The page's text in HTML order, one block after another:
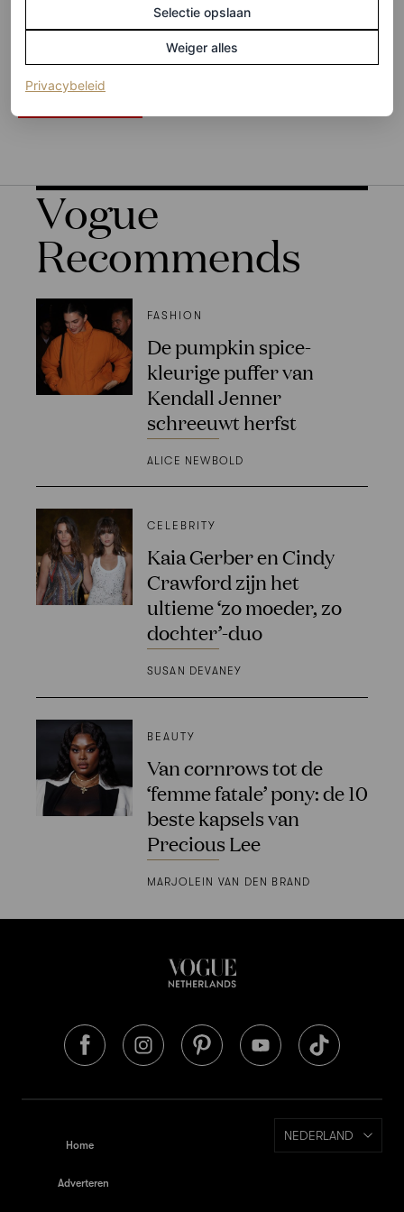
gloednieuwe huis van Romee Strijd in de onderstaande
Vogue
Recommends
FASHION
De pumpkin spice-
kleurige puffer van
Kendall Jenner
schreeuwt herfst
ALICE NEWBOLD
CELEBRITY
Kaia Gerber en Cindy
Crawford zijn het
ultieme ‘zo moeder, zo
dochter’-duo
SUSAN DEVANEY
BEAUTY
Van cornrows tot de
‘femme fatale’ pony: de 10
beste kapsels van
Precious Lee
MARJOLEIN VAN DEN BRAND
Home
Adverteren
NEDERLAND
Selectie opslaan
Weiger alles
Privacybeleid